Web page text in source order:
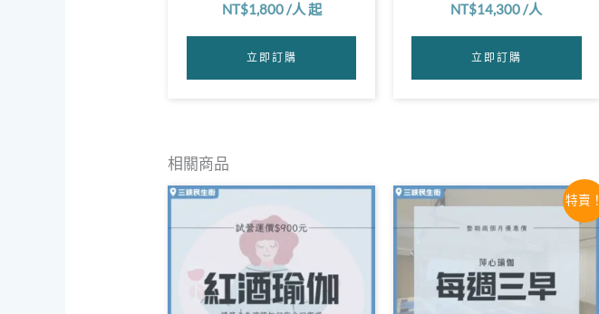
NT$1,800/人 起
立即訂購
NT$14,300/人
立即訂購
相關商品
特賣！
原
始
價
NT$2,520。
目
前
價
格：